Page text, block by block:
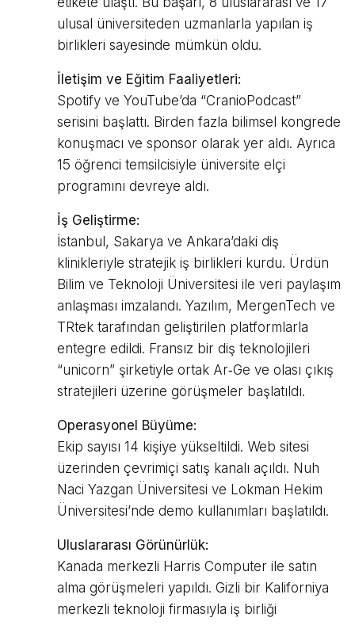
ulusal üniversiteden uzmanlarla yapılan iş
birlikleri sayesinde mümkün oldu.
İletişim ve Eğitim Faaliyetleri:
Spotify ve YouTube’da “CranioPodcast”
serisini başlattı. Birden fazla bilimsel kongrede
konuşmacı ve sponsor olarak yer aldı. Ayrıca
15 öğrenci temsilcisiyle üniversite elçi
programını devreye aldı.
İş Geliştirme:
İstanbul, Sakarya ve Ankara’daki diş
klinikleriyle stratejik iş birlikleri kurdu. Ürdün
Bilim ve Teknoloji Üniversitesi ile veri paylaşım
anlaşması imzalandı. Yazılım, MergenTech ve
TRtek tarafından geliştirilen platformlarla
entegre edildi. Fransız bir diş teknolojileri
“unicorn” şirketiyle ortak Ar‑Ge ve olası çıkış
stratejileri üzerine görüşmeler başlatıldı.
Operasyonel Büyüme:
Ekip sayısı 14 kişiye yükseltildi. Web sitesi
üzerinden çevrimiçi satış kanalı açıldı. Nuh
Naci Yazgan Üniversitesi ve Lokman Hekim
Üniversitesi’nde demo kullanımları başlatıldı.
Uluslararası Görünürlük:
Kanada merkezli Harris Computer ile satın
alma görüşmeleri yapıldı. Gizli bir Kaliforniya
merkezli teknoloji firmasıyla iş birliği